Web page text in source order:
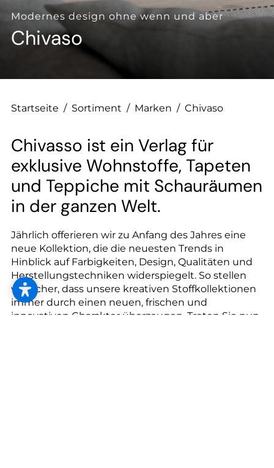
--
--
Modernes design ohne wenn und aber
Chivaso
Startseite / Sortiment / Marken / Chivaso
Chivasso ist ein Verlag für
exklusive Wohnstoffe, Tapeten
und Teppiche mit Schauräumen
in der ganzen Welt.
Jährlich offerieren wir zu Anfang des Jahres eine
neue Kollektion, die die neuesten Trends in
Hinblick auf Farbigkeiten, Design, Qualitäten und
Herstellungstechniken widerspiegelt. So stellen
wir sicher, dass unsere kreativen Stoffkollektionen
immer durch einen neuen, frischen und
innovativen Charakter überzeugen. Treten Sie nun